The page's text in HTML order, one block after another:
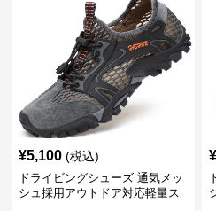
¥5,100 (税込)
ドライビングシューズ 通気メッ
シュ採用アウトドア対応軽量ス
¥